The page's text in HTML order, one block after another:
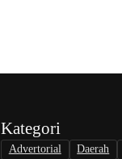
Kategori
Advertorial Daerah